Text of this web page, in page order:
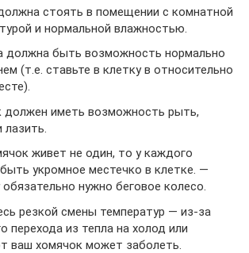
стоять в помещении с комнатной
и нормальной влажностью.
должна быть возможность нормально
(т.е. ставьте в клетку в относительно
должен иметь возможность рыть,
лазить.
живет не один, то у каждого
укромное местечко в клетке. —
нужно беговое колесо.
резкой смены температур — из-за
перехода из тепла на холод или
ваш хомячок может заболеть.